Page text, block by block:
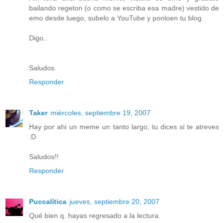
bailando regeton (o como se escriba esa madre) vestido de
emo desde luego, subelo a YouTube y ponloen tu blog.
Digo..
Saludos.
Responder
Taker miércoles, septiembre 19, 2007
Hay por ahi un meme un tanto largo, tu dices si te atreves
:D
Saludos!!
Responder
Puccalítica jueves, septiembre 20, 2007
Qué bien q. hayas regresado a la lectura.